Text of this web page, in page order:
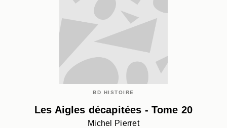
BD HISTOIRE
Les Aigles décapitées - Tome 20
Michel Pierret